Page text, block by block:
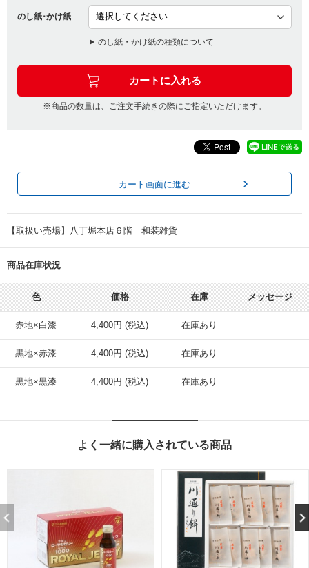
のし紙･かけ紙
のし紙・かけ紙の種類について
※商品の数量は、ご注文手続きの際にご指定いただけます。
カート画面に進む
【取扱い売場】八丁堀本店６階 和装雑貨
商品在庫状況
色 価格 在庫 メッセージ
赤地×白漆 4,400円 (税込) 在庫あり
黒地×赤漆 4,400円 (税込) 在庫あり
黒地×黒漆 4,400円 (税込) 在庫あり
よく一緒に購入されている商品